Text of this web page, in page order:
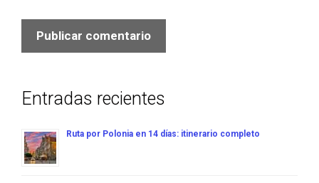
Entradas recientes
Ruta por Polonia en 14 días: itinerario completo